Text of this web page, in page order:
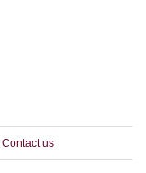
Contact us